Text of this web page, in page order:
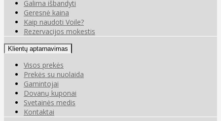
Galima išbandyti
Geresnė kaina
Kaip naudoti Voile?
Rezervacijos mokestis
Klientų aptarnavimas
Visos prekės
Prekės su nuolaida
Gamintojai
Dovanų kuponai
Svetainės medis
Kontaktai